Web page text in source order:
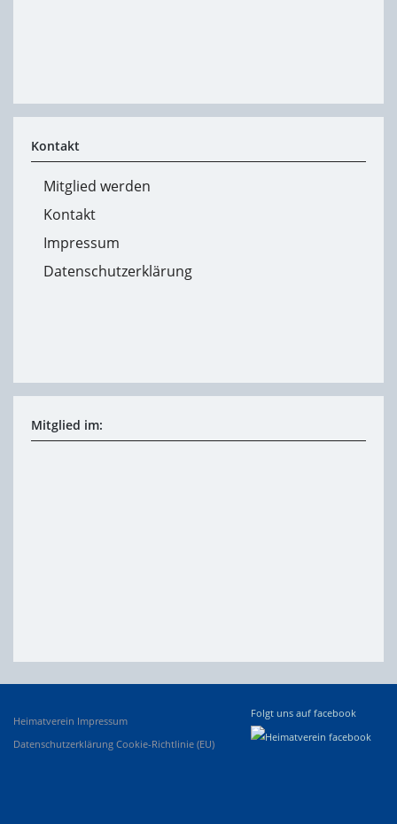
Kontakt
Mitglied werden
Kontakt
Impressum
Datenschutzerklärung
Mitglied im:
Heimatverein Impressum
Datenschutzerklärung Cookie-Richtlinie (EU)
Folgt uns auf facebook